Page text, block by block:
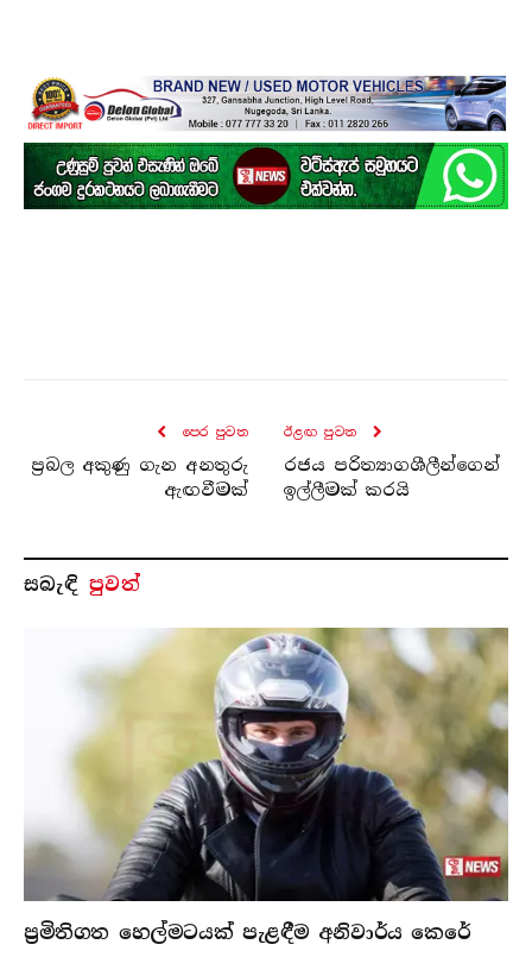
පෙර පුව​ත
ප්‍රබල අකුණු ගැන අනතුරු
ඇඟවීමක්
ඊළඟ පුව​ත
රජය පරි­ත්‍යා­ග­ශී­ලී­න්ගෙන්
ඉල්ලී­මක් කරයි
සබැ​ඳි පුවත්
ප්‍රමිතිගත හෙල්මටයක් පැළඳීම අනිවාර්ය කෙරේ